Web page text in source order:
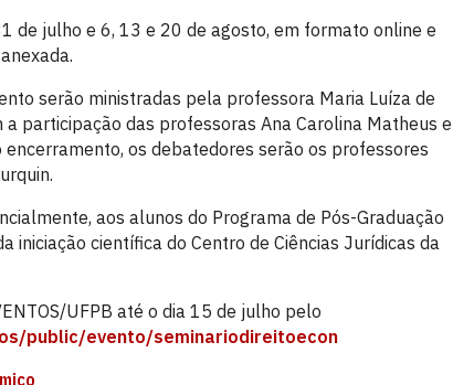
de julho e 6, 13 e 20 de agosto, em formato online e
serão ministradas pela professora Maria Luíza de
participação das professoras Ana Carolina Matheus e
os debatedores serão os professores
aos alunos do Programa de Pós-Graduação
iniciação científica do Centro de Ciências Jurídicas da
UFPB até o dia 15 de julho pelo
public/evento/seminariodireitoecon